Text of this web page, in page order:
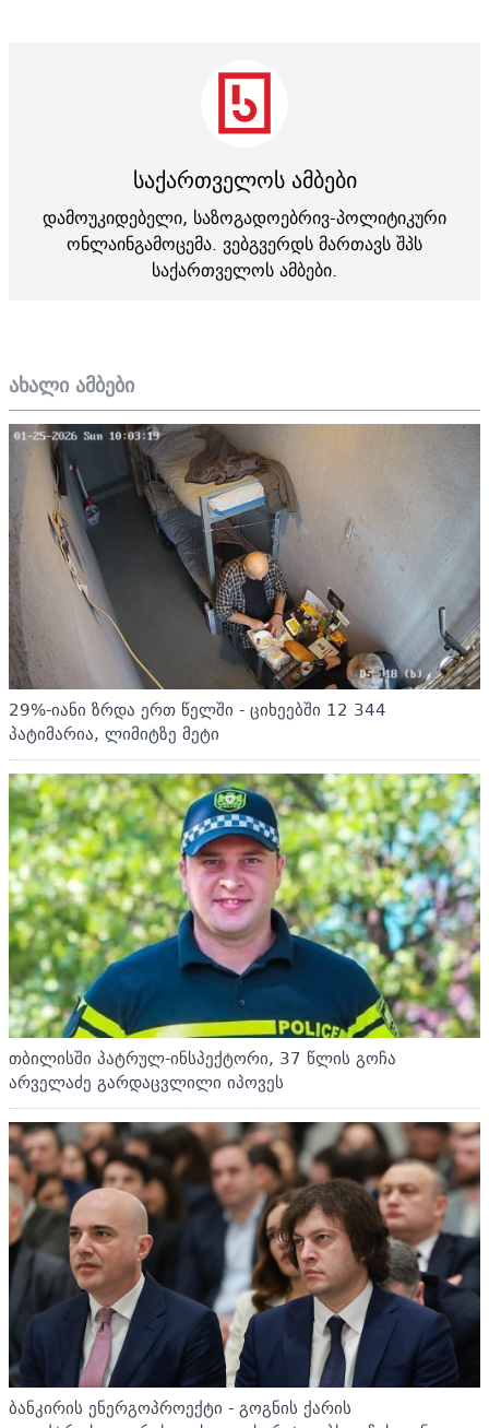
ახალი ამბები
29%-იანი ზრდა ერთ წელში - ციხეებში 12 344
პატიმარია, ლიმიტზე მეტი
თბილისში პატრულ-ინსპექტორი, 37 წლის გოჩა
არველაძე გარდაცვლილი იპოვეს
ბანკირის ენერგოპროექტი - გოგნის ქარის
საქართველოს ამბები
დამოუკიდებელი, საზოგადოებრივ-პოლიტიკური
ონლაინგამოცემა. ვებგვერდს მართავს შპს
საქართველოს ამბები.